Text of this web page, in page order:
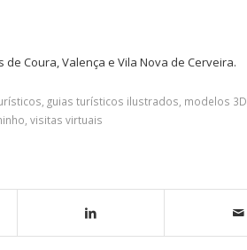
de Coura, Valença e Vila Nova de Cerveira.
, guias turísticos ilustrados, modelos 3D
, visitas virtuais